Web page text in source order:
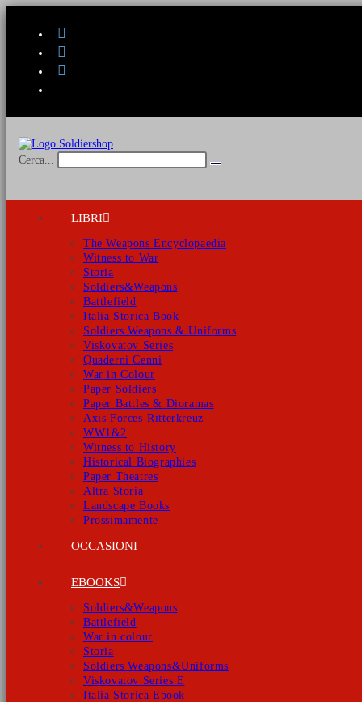
Cerca...
Invia
LIBRI
The Weapons Encyclopaedia
Witness to War
Storia
Soldiers&Weapons
Battlefield
Italia Storica Book
Soldiers Weapons & Uniforms
Viskovatov Series
Quaderni Cenni
War in Colour
Paper Soldiers
Paper Battles & Dioramas
Axis Forces-Ritterkreuz
WW1&2
Witness to History
Historical Biographies
Paper Theatres
Altra Storia
Landscape Books
Prossimamente
OCCASIONI
EBOOKS
Soldiers&Weapons
Battlefield
War in colour
Storia
Soldiers Weapons&Uniforms
Viskovatov Series E
Italia Storica Ebook